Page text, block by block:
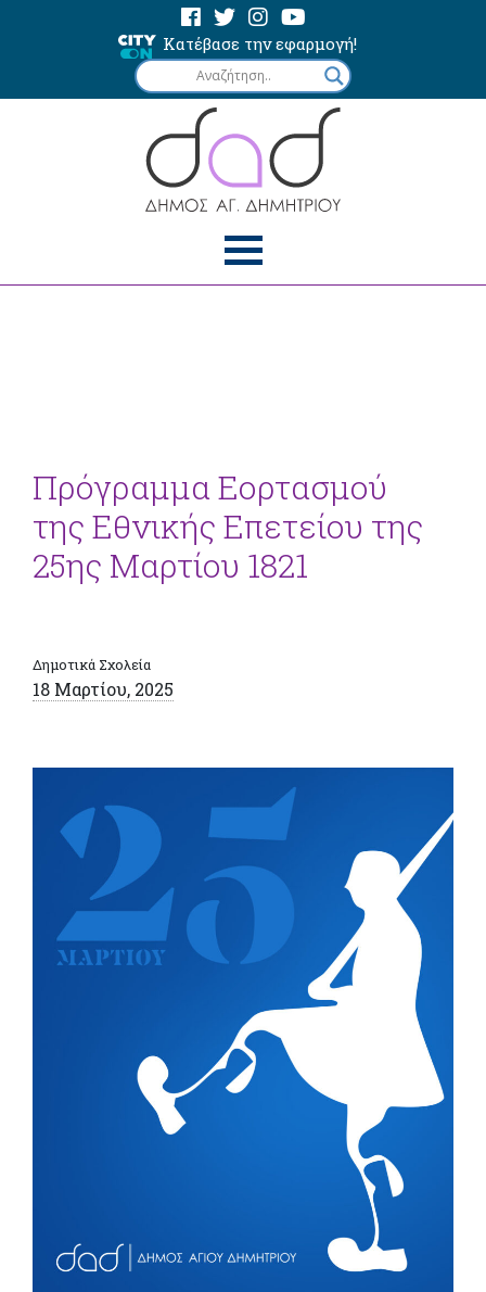
Κατέβασε την εφαρμογή!
Πρόγραμμα Εορτασμού
της Εθνικής Επετείου της
25ης Μαρτίου 1821
Δημοτικά Σχολεία
18 Μαρτίου, 2025